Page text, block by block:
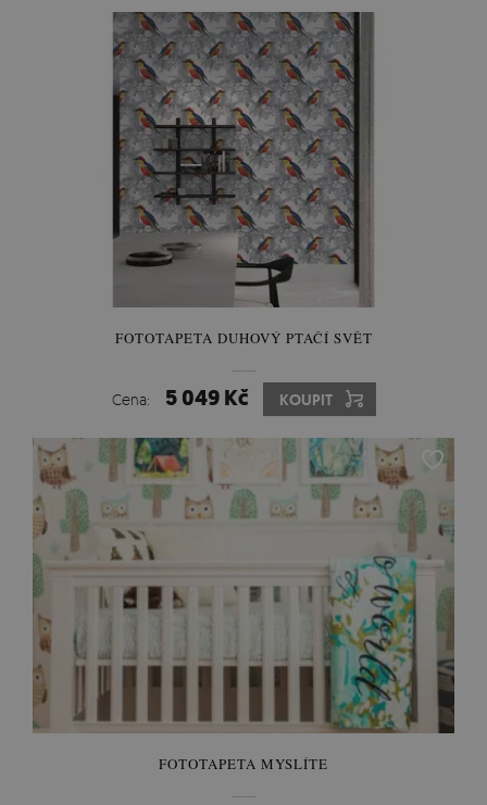
FOTOTAPETA DUHOVÝ PTAČÍ SVĚT
Cena: 5 049 Kč KOUPIT
FOTOTAPETA MYSLÍTE